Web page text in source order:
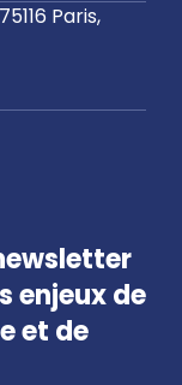
Paris,
enjeux de
et de